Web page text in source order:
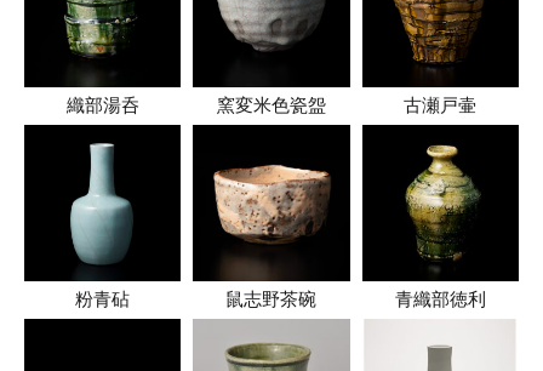
織部湯呑 窯変米色瓷盌 古瀬戸壷
粉青砧 鼠志野茶碗 青織部徳利